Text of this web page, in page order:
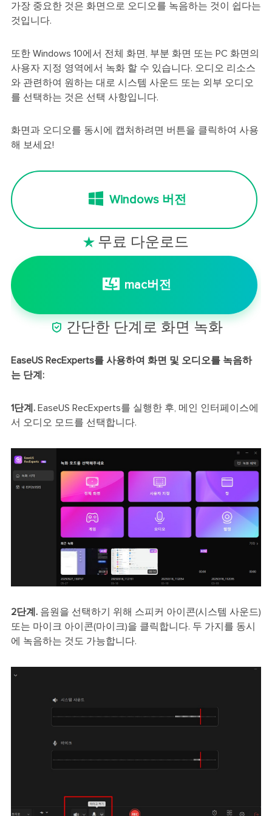
가장 중요한 것은 화면으로 오디오를 녹음하는 것이 쉽다는
것입니다.
또한 Windows 10에서 전체 화면, 부분 화면 또는 PC 화면의
사용자 지정 영역에서 녹화 할 수 있습니다. 오디오 리소스
와 관련하여 원하는 대로 시스템 사운드 또는 외부 오디오
를 선택하는 것은 선택 사항입니다.
화면과 오디오를 동시에 캡처하려면 버튼을 클릭하여 사용
해 보세요!
Windows 버전
 무료 다운로드
mac버전
 간단한 단계로 화면 녹화
EaseUS RecExperts를 사용하여 화면 및 오디오를 녹음하
는 단계:
1단계. EaseUS RecExperts를 실행한 후, 메인 인터페이스에
서 오디오 모드를 선택합니다.
2단계. 음원을 선택하기 위해 스피커 아이콘(시스템 사운드)
또는 마이크 아이콘(마이크)을 클릭합니다. 두 가지를 동시
에 녹음하는 것도 가능합니다.